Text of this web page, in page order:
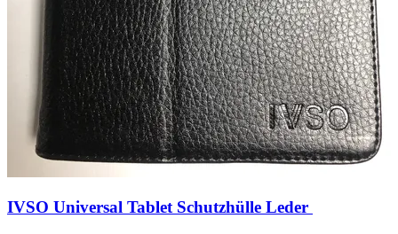
IVSO Universal Tablet Schutzhülle Leder